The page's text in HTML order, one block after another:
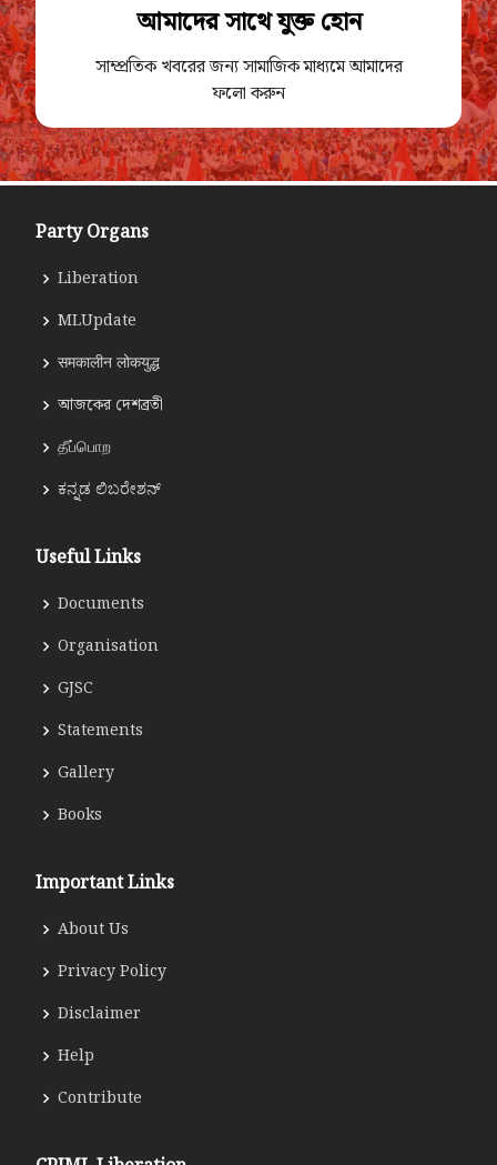
আমাদের সাথে যুক্ত হোন
সাম্প্রতিক খবরের জন্য সামাজিক মাধ্যমে আমাদের
ফলো করুন
Party Organs
Liberation
MLUpdate
समकालीन लोकयुद्ध
আজকের দেশব্রতী
தீப்பொற
ಕನ್ನಡ ಲಿಬರೇಶನ್
Useful Links
Documents
Organisation
GJSC
Statements
Gallery
Books
Important Links
About Us
Privacy Policy
Disclaimer
Help
Contribute